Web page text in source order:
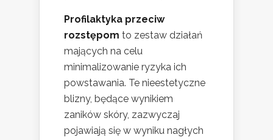
Profilaktyka przeciw
rozstępom to zestaw działań
mających na celu
minimalizowanie ryzyka ich
powstawania. Te nieestetyczne
blizny, będące wynikiem
zaników skóry, zazwyczaj
pojawiają się w wyniku nagłych